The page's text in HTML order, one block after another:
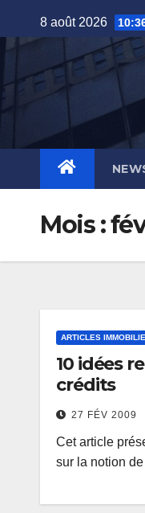
to
8 août 2026
Mois :
ARTICLES
10 idées
crédits
27 FÉV 2009
Cet article
sur la notion